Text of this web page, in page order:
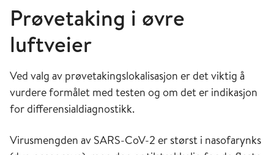
Prøvetaking i øvre
luftveier
Ved valg av prøvetakingslokalisasjon er det viktig å
vurdere formålet med testen og om det er indikasjon
for differensialdiagnostikk.
Virusmengden av SARS-CoV-2 er størst i nasofarynks